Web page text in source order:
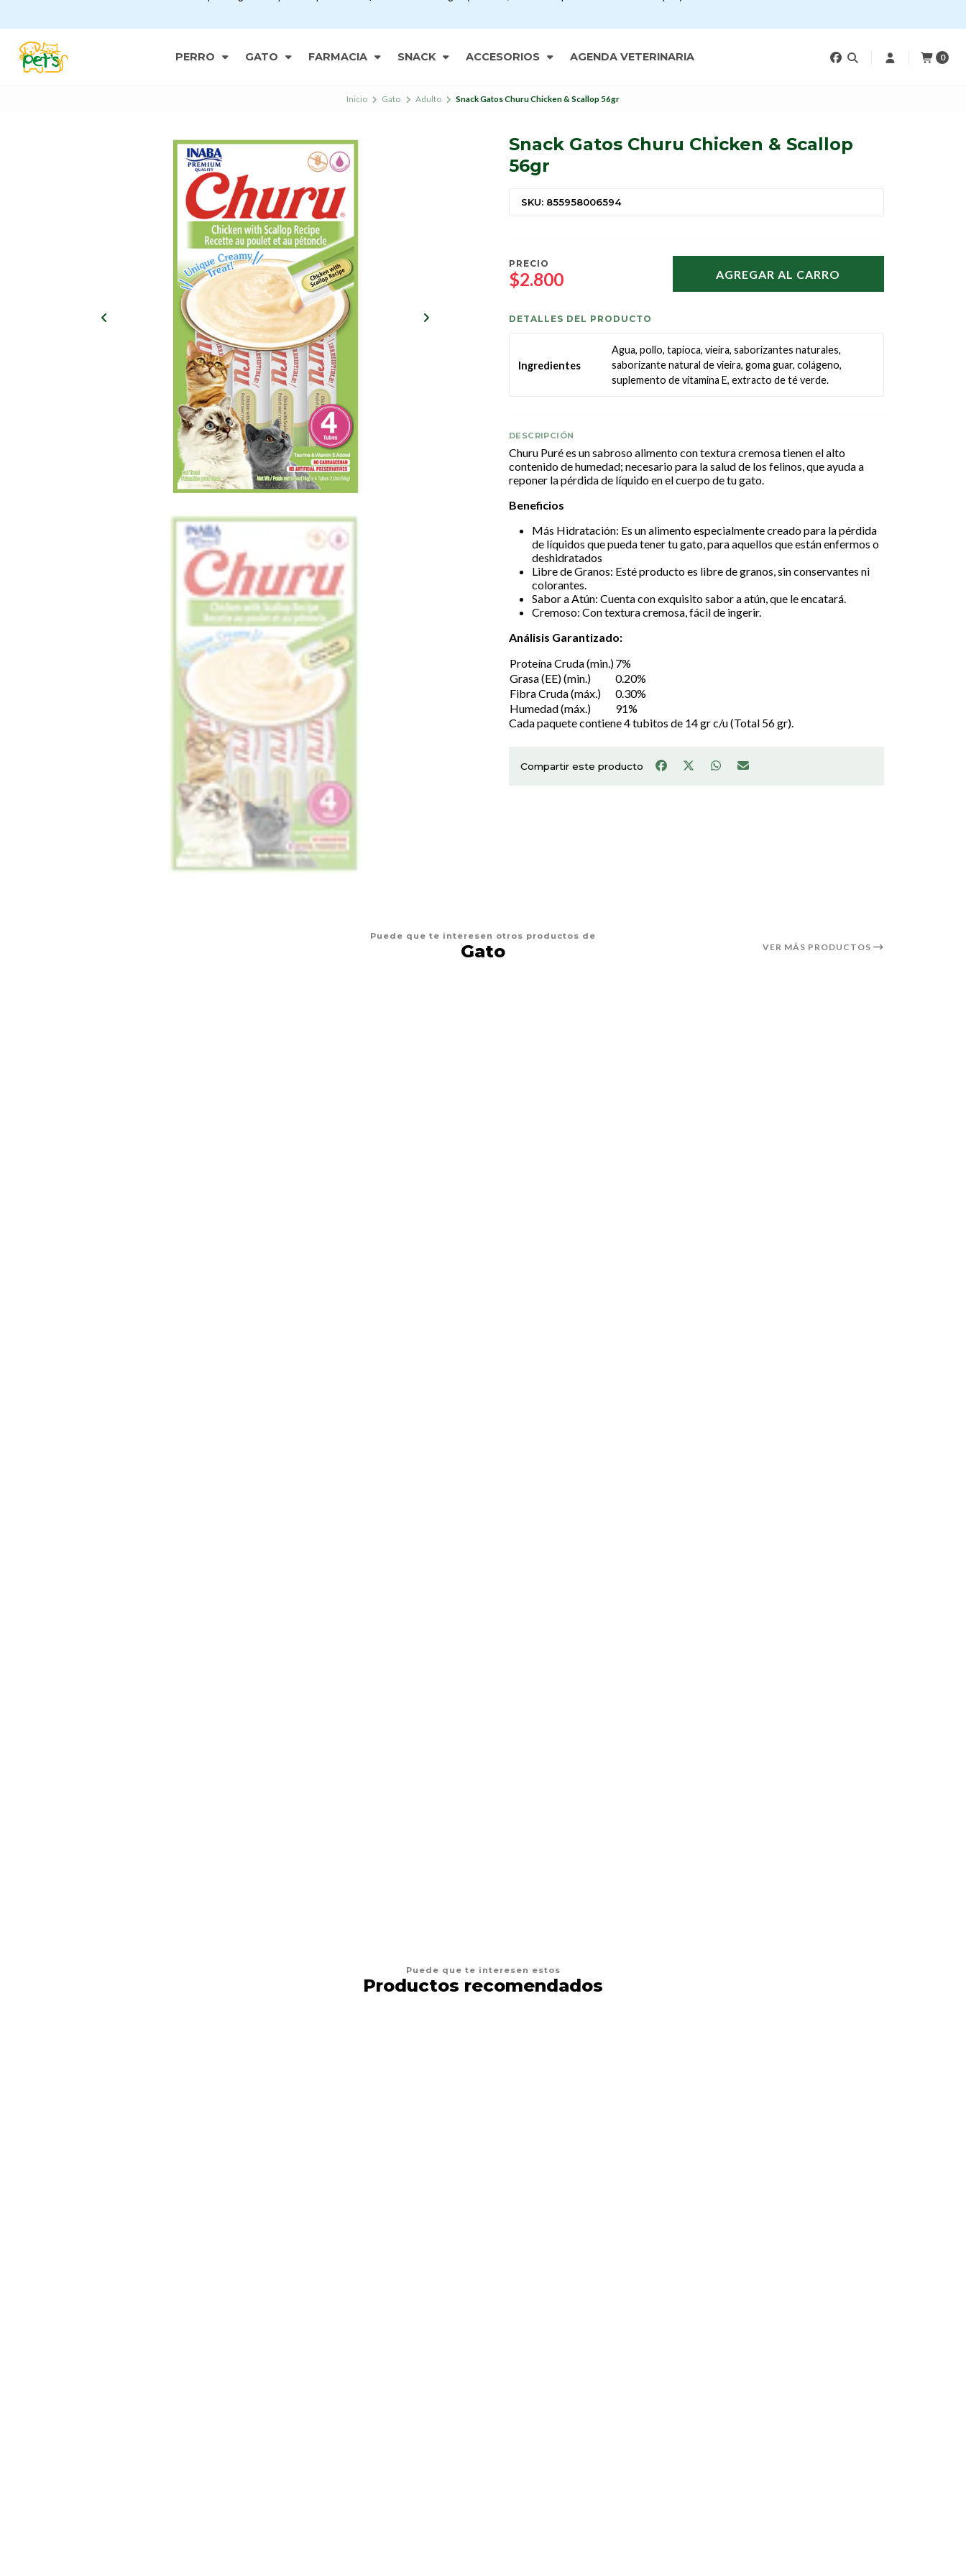
PERRO GATO FARMACIA SNACK ACCESORIOS AGENDA VETERINARIA 0
Inicio Gato Adulto Snack Gatos Churu Chicken & Scallop 56gr
Snack Gatos Churu Chicken & Scallop
56gr
SKU: 855958006594
PRECIO
$2.800 AGREGAR AL CARRO
DETALLES DEL PRODUCTO
Ingredientes
Agua, pollo, tapioca, vieira, saborizantes naturales,
saborizante natural de vieira, goma guar, colágeno,
suplemento de vitamina E, extracto de té verde.
DESCRIPCIÓN
Churu Puré es un sabroso alimento con textura cremosa tienen el alto
contenido de humedad; necesario para la salud de los felinos, que ayuda a
reponer la pérdida de líquido en el cuerpo de tu gato.
Beneficios
Más Hidratación: Es un alimento especialmente creado para la pérdida
de líquidos que pueda tener tu gato, para aquellos que están enfermos o
deshidratados
Libre de Granos: Esté producto es libre de granos, sin conservantes ni
colorantes.
Sabor a Atún: Cuenta con exquisito sabor a atún, que le encatará.
Cremoso: Con textura cremosa, fácil de ingerir.
Análisis Garantizado:
Proteína Cruda (min.)7%
Grasa (EE) (min.)
0.20%
Fibra Cruda (máx.)
0.30%
Humedad (máx.)
91%
Cada paquete contiene 4 tubitos de 14 gr c/u (Total 56 gr).
Compartir este producto
Puede que te interesen otros productos de
Gato VER MÁS PRODUCTOS
Puede que te interesen estos
Productos recomendados